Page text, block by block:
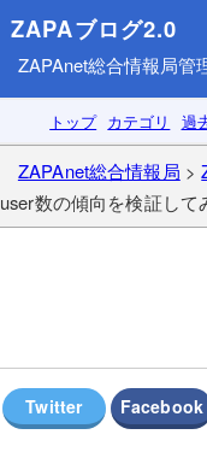
ZAPAブログ2.0
ZAPAnet総合情報局管
トップ カテゴリ 過
ZAPAnet総合情報局 >
user数の傾向を検証して